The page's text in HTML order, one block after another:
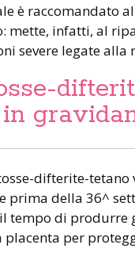
è raccomandato
mette, infatti, al
severe legate alla
difterite-
prima della 36^
tempo di produrre
per